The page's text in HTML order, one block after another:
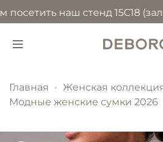
наш стенд 15С18 (зал
Главная Женская
Модные женские сумки 2026